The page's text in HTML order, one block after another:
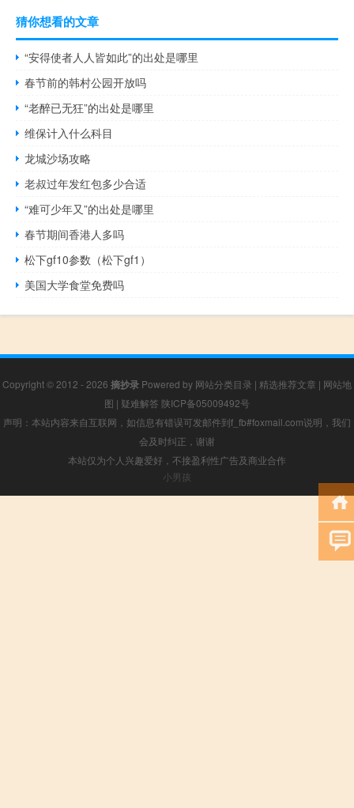
猜你想看的文章
“安得使者人人皆如此”的出处是哪里
春节前的韩村公园开放吗
“老醉已无狂”的出处是哪里
维保计入什么科目
龙城沙场攻略
老叔过年发红包多少合适
“难可少年又”的出处是哪里
春节期间香港人多吗
松下gf10参数（松下gf1）
美国大学食堂免费吗
Copyright © 2012 - 2026 摘抄录 Powered by 网站分类目录 | 精选推荐文章 | 网站地
图 | 疑难解答 陕ICP备05009492号
声明：本站内容来自互联网，如信息有错误可发邮件到f_fb#foxmail.com说明，我们
会及时纠正，谢谢
本站仅为个人兴趣爱好，不接盈利性广告及商业合作
小男孩